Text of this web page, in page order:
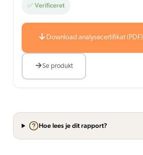
✅ Verificeret
Download analysecertifikat (PDF)
Se produkt
Hoe lees je dit rapport?